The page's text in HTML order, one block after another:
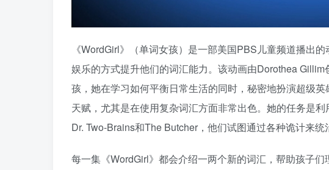
《WordGirl》（单词女孩）是一部美国PBS儿童频道播出
娱乐的方式提升他们的词汇能力。该动画由Dorothea
孩，她在学习如何平衡日常生活的同时，秘密地扮演超级
天赋，尤其是在使用复杂词汇方面非常出色。她的任务是
Dr. Two-Brains和The Butcher，他们试图通过各种诡计来统
每一集《WordGirl》都会介绍一两个新的词汇，帮助孩子